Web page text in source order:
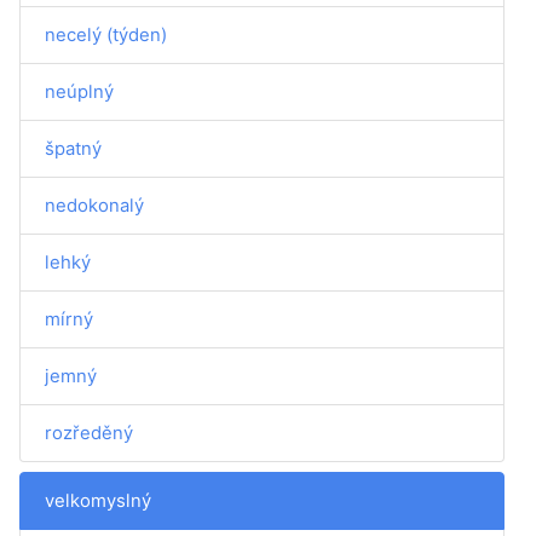
necelý (týden)
neúplný
špatný
nedokonalý
lehký
mírný
jemný
rozředěný
velkomyslný